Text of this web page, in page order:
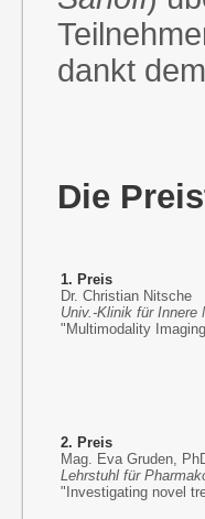
dankt
Die
1. Preis
Dr. Christian Nitsche
Univ.-Klinik für Innere
"Multimodality
2. Preis
Mag. Eva Gruden,
Lehrstuhl für
"Investigating novel